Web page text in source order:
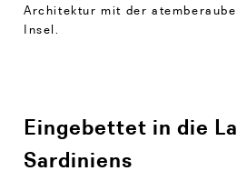
Architektur mit der
Insel.
Eingebettet in die
Sardiniens